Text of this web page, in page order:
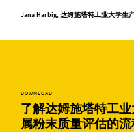
Jana Harbig, 达姆施塔特工业大学生
DOWNLOAD
了解达姆施塔特工
属粉末质量评估的流